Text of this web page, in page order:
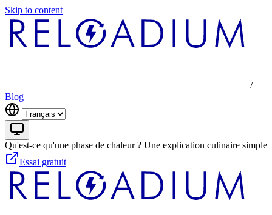
Skip to content
/
Blog
Qu'est-ce qu'une phase de chaleur ? Une explication culinaire simple
Essai gratuit